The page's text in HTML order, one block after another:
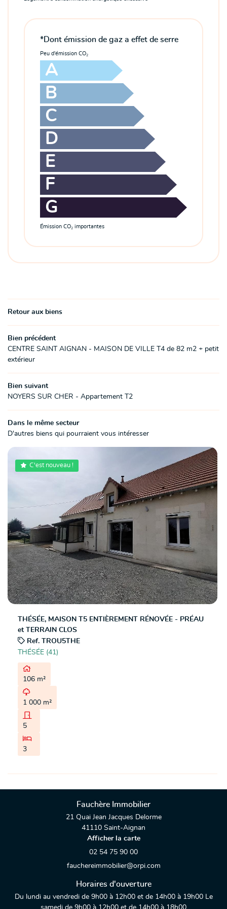
*Dont émission de gaz a effet de serre
Peu d'émission CO2
A
B
C
D
E
F
G
Émission CO2 importantes
Retour aux biens
Bien précédent
CENTRE SAINT AIGNAN - MAISON DE VILLE T4 de 82 m2 + petit
extérieur
Bien suivant
NOYERS SUR CHER - Appartement T2
Dans le même secteur
D'autres biens qui pourraient vous intéresser
 C'est nouveau !
THÉSÉE, MAISON T5 ENTIÈREMENT RÉNOVÉE - PRÉAU
et TERRAIN CLOS
 Ref. TROU5THE
THÉSÉE (41)

106 m²

1 000 m²

5

3
Fauchère Immobilier
21 Quai Jean Jacques Delorme
41110 Saint-Aignan
Afficher la carte
02 54 75 90 00
Horaires d'ouverture
Du lundi au vendredi de 9h00 à 12h00 et de 14h00 à 19h00 Le